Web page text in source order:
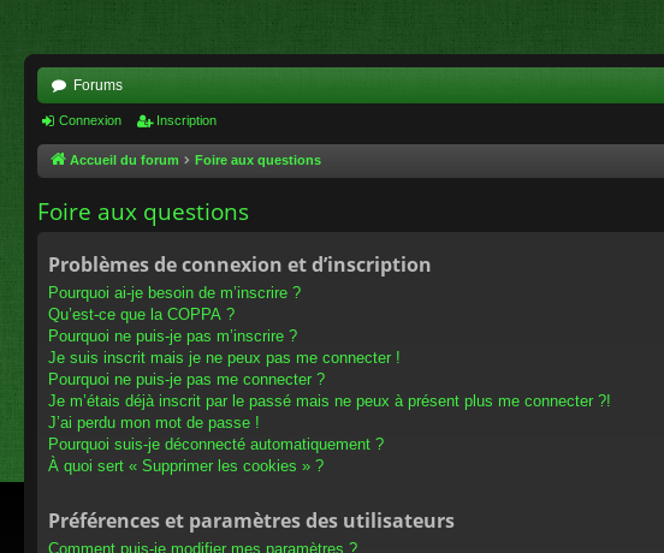
Forums
Connexion Inscription
Accueil du forum Foire aux questions
Foire aux questions
Problèmes de connexion et d’inscription
Pourquoi ai-je besoin de m’inscrire ?
Qu’est-ce que la COPPA ?
Pourquoi ne puis-je pas m’inscrire ?
Je suis inscrit mais je ne peux pas me connecter !
Pourquoi ne puis-je pas me connecter ?
Je m’étais déjà inscrit par le passé mais ne peux à présent plus me connecter ?!
J’ai perdu mon mot de passe !
Pourquoi suis-je déconnecté automatiquement ?
À quoi sert « Supprimer les cookies » ?
Préférences et paramètres des utilisateurs
Comment puis-je modifier mes paramètres ?